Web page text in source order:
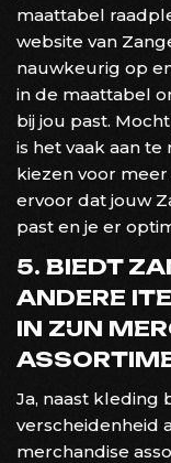
maattabel
website van
nauwkeurig op
in de maattabel
bij jou past.
is het vaak aan
kiezen voor
ervoor dat jouw
past en je er
5. BIEDT
ANDERE
IN ZIJN
Ja, naast kleding
verscheidenheid
merchandise